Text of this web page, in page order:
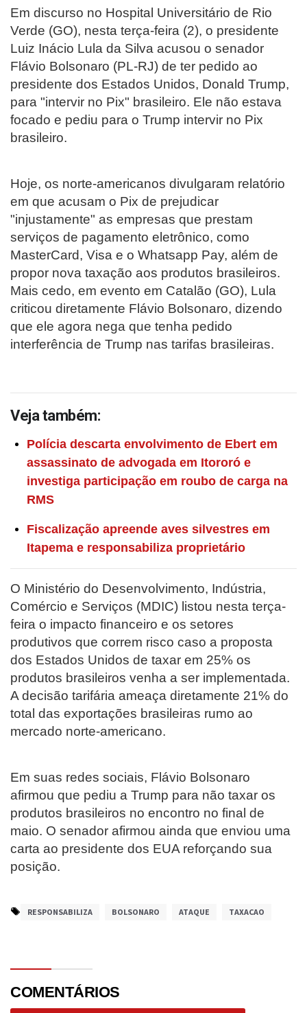
Em discurso no Hospital Universitário de Rio
Verde (GO), nesta terça-feira (2), o presidente
Luiz Inácio Lula da Silva acusou o senador
Flávio Bolsonaro (PL-RJ) de ter pedido ao
presidente dos Estados Unidos, Donald Trump,
para "intervir no Pix" brasileiro. Ele não estava
focado e pediu para o Trump intervir no Pix
brasileiro.
Hoje, os norte-americanos divulgaram relatório
em que acusam o Pix de prejudicar
"injustamente" as empresas que prestam
serviços de pagamento eletrônico, como
MasterCard, Visa e o Whatsapp Pay, além de
propor nova taxação aos produtos brasileiros.
Mais cedo, em evento em Catalão (GO), Lula
criticou diretamente Flávio Bolsonaro, dizendo
que ele agora nega que tenha pedido
interferência de Trump nas tarifas brasileiras.
Veja também:
Polícia descarta envolvimento de Ebert em
assassinato de advogada em Itororó e
investiga participação em roubo de carga na
RMS
Fiscalização apreende aves silvestres em
Itapema e responsabiliza proprietário
O Ministério do Desenvolvimento, Indústria,
Comércio e Serviços (MDIC) listou nesta terça-
feira o impacto financeiro e os setores
produtivos que correm risco caso a proposta
dos Estados Unidos de taxar em 25% os
produtos brasileiros venha a ser implementada.
A decisão tarifária ameaça diretamente 21% do
total das exportações brasileiras rumo ao
mercado norte-americano.
Em suas redes sociais, Flávio Bolsonaro
afirmou que pediu a Trump para não taxar os
produtos brasileiros no encontro no final de
maio. O senador afirmou ainda que enviou uma
carta ao presidente dos EUA reforçando sua
posição.
RESPONSABILIZA BOLSONARO ATAQUE TAXACAO
COMENTÁRIOS